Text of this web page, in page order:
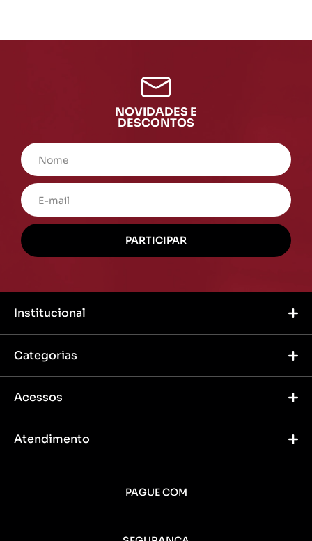
NOVIDADES E
DESCONTOS
Institucional
Categorias
Acessos
Atendimento
PAGUE COM